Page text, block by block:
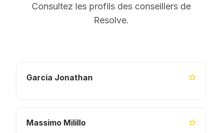
Consultez les profils des conseillers de
Resolve.
Garcia Jonathan
Massimo Milillo